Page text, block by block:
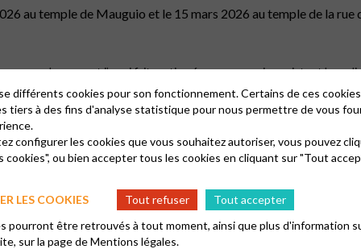
au temple de Mauguio et le 15 mars 2026 au temple de la rue
de gens, et j’en ai fait partie, résume en quoi consistent les
pas transgresser et de règles à suivre si possible à la lettre. « Ce
faire les choses de telle manière, sinon, ça va mal se passer …
les cookies de type analytics
différents cookies pour son fonctionnement. Certains de ces
tiers à des fins d'analyse statistique pour nous permettre de vous
configurer les cookies que vous souhaitez autoriser, vous pouvez
cookies", ou bien accepter tous les cookies en cliquant sur "Tout
LES COOKIES
Tout refuser
Tout accepter
pourront être retrouvés à tout moment, ainsi que plus d'information
sur la page deMentions légales.